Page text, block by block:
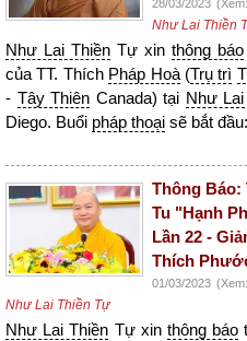
28/03/2023
Như Lai Thiền
Như Lai Thiền Tự xin thông báo
của TT. Thích Pháp Hoà(Trụ trì
- Tây Thiên Canada) tại Như
Diego. Buổi pháp thoại sẽ bắt đầu:
Thông Báo:
Tu "Hạnh
Lần 22 -
Thích
01/03/2023
Như Lai Thiền Tự
Như Lai Thiền Tự xinthông báo